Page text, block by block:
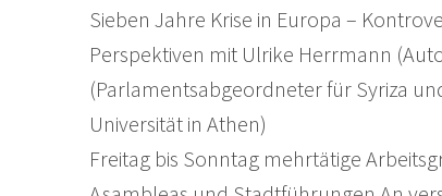
Sieben Jahre Krise in Europa –
Perspektiven mit Ulrike Herrmann
(Parlamentsabgeordneter für Syriza
Universität in Athen)
Freitag bis Sonntag mehrtätige